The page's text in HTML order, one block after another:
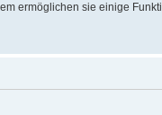
ermöglichen sie einige